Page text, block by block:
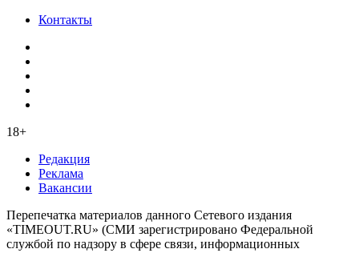
Контакты
18+
Редакция
Реклама
Вакансии
Перепечатка материалов данного Сетевого издания
«TIMEOUT.RU» (СМИ зарегистрировано Федеральной
службой по надзору в сфере связи, информационных